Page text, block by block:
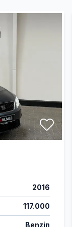
2016
117.000
Benzin